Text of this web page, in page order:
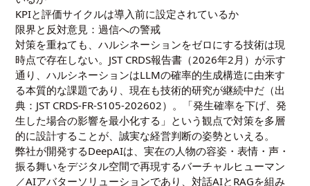
KPIと評価サイクルは導入前に設定されているか
限界と反対意見：過信への警戒
対策を重ねても、ハルシネーションをゼロにする技術は現
時点で存在しない。JST CRDS報告書（2026年2月）が示す
通り、ハルシネーションはLLMの確率的生成構造に由来す
る本質的な課題であり、現在も技術的研究が継続中だ（出
典：JST CRDS-FR-S105-202602）。「発生確率を下げ、発
生した場合の影響を最小化する」という観点で対策を多層
的に設計することが、誠実な経営判断の姿勢といえる。
弊社が開発するDeepAIは、実在の人物の容姿・表情・声・
振る舞いをデジタル空間で再現するバーチャルヒューマン
／AIアバターソリューションであり、対話AIとRAGを組み